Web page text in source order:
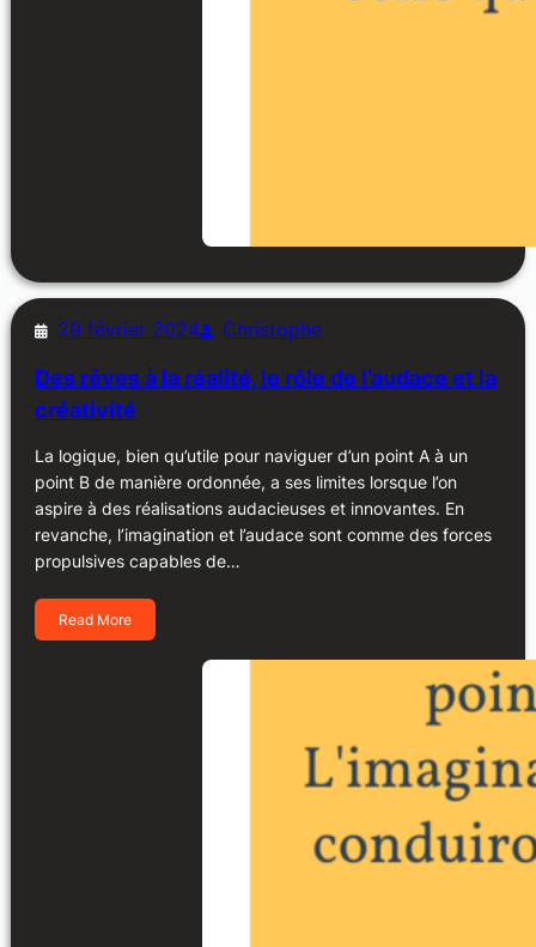
29 février 2024 Christophe
Des rêves à la réalité, le rôle de l’audace et la
créativité
La logique, bien qu’utile pour naviguer d’un point A à un
point B de manière ordonnée, a ses limites lorsque l’on
aspire à des réalisations audacieuses et innovantes. En
revanche, l’imagination et l’audace sont comme des forces
propulsives capables de…
Read More